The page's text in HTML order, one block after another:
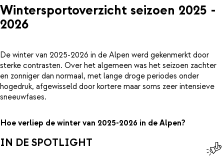
Wintersportoverzicht seizoen 2025 -
2026
De winter van 2025-2026 in de Alpen werd gekenmerkt door
sterke contrasten. Over het algemeen was het seizoen zachter
en zonniger dan normaal, met lange droge periodes onder
hogedruk, afgewisseld door kortere maar soms zeer intensieve
sneeuwfases.
Hoe verliep de winter van 2025-2026 in de Alpen?
IN DE SPOTLIGHT